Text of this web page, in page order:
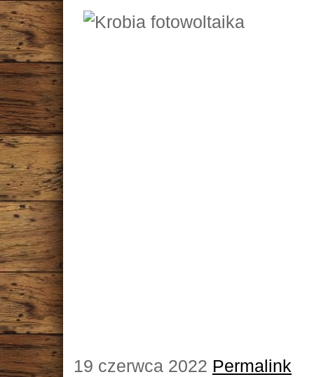
19 czerwca 2022 Permalink